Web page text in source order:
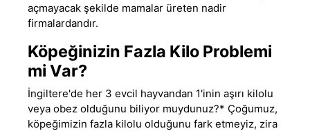
açmayacak şekilde mamalar üreten nadir
firmalardandır.
Köpeğinizin Fazla Kilo Problemi
mi Var?
İngiltere'de her 3 evcil hayvandan 1'inin aşırı kilolu
veya obez olduğunu biliyor muydunuz?* Çoğumuz,
köpeğimizin fazla kilolu olduğunu fark etmeyiz, zira